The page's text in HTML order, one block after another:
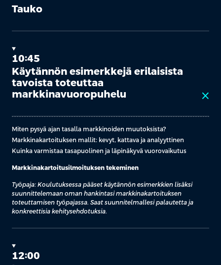
Tauko
10:45
Käytännön esimerkkejä erilaisista
tavoista toteuttaa
markkinavuoropuhelu
close
Miten pysyä ajan tasalla markkinoiden muutoksista?
Markkinakartoituksen mallit: kevyt, kattava ja analyyttinen
Kuinka varmistaa tasapuolinen ja läpinäkyvä vuorovaikutus
Markkinakartoitusilmoituksen tekeminen
Työpaja: Koulutuksessa pääset käytännön esimerkkien lisäksi
suunnittelemaan oman hankintasi markkinakartoituksen
toteuttamisen työpajassa. Saat suunnitelmallesi palautetta ja
konkreettisia kehitysehdotuksia.
12:00